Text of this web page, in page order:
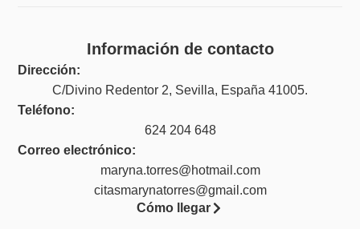
Información de contacto
Dirección:
C/Divino Redentor 2, Sevilla, España 41005.
Teléfono:
624 204 648
Correo electrónico:
maryna.torres@hotmail.com
citasmarynatorres@gmail.com
Cómo llegar